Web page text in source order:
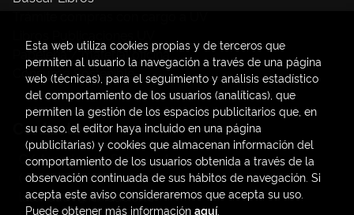
Papelería / material oficina
Consumo Sostenible
Contacto
C/ Amadeo de Saboya, 4
(+34) 963828968
latendauv@fundacio.es
Esta web utiliza cookies propias y de terceros que
permiten al usuario la navegación a través de una página
web (técnicas), para el seguimiento y análisis estadístico
del comportamiento de los usuarios (analíticas), que
permiten la gestión de los espacios publicitarios que, en
su caso, el editor haya incluido en una página
(publicitarias) y cookies que almacenan información del
comportamiento de los usuarios obtenida a través de la
observación continuada de sus hábitos de navegación. Si
acepta este aviso consideraremos que acepta su uso.
Puede obtener más información aquí.